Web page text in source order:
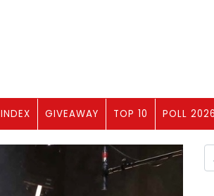
INDEX GIVEAWAY TOP 10 POLL